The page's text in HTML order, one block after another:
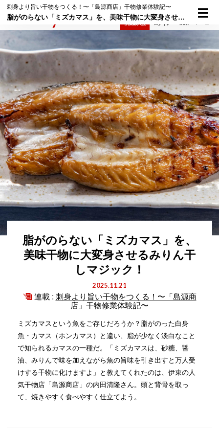
刺身より旨い干物をつくる！〜「島源商店」干物修業体験記〜
脂がのらない「ミズカマス」を、美味干物に大変身させるみりん干しマジック！
脂がのらない「ミズカマス」を、
美味干物に大変身させるみりん干
しマジック！
2025.11.21
連載 : 刺身より旨い干物をつくる！〜「島源商
店」干物修業体験記〜
ミズカマスという魚をご存じだろうか？脂がのった白身
魚・カマス（ホンカマス）と違い、脂が少なく淡白なこと
で知られるカマスの一種だ。「ミズカマスは、砂糖、醤
油、みりんで味を加えながら魚の旨味を引き出すと万人受
けする干物に化けますよ」と教えてくれたのは、伊東の人
気干物店「島源商店」の内田清隆さん。頭と背骨を取っ
て、焼きやすく食べやすく仕立てよう。